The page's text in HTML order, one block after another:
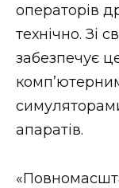
операторів
технічно. Зі
забезпечує
апаратів.